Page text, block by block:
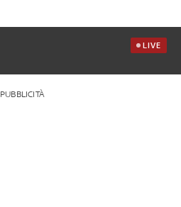
LIVE
PUBBLICITÀ